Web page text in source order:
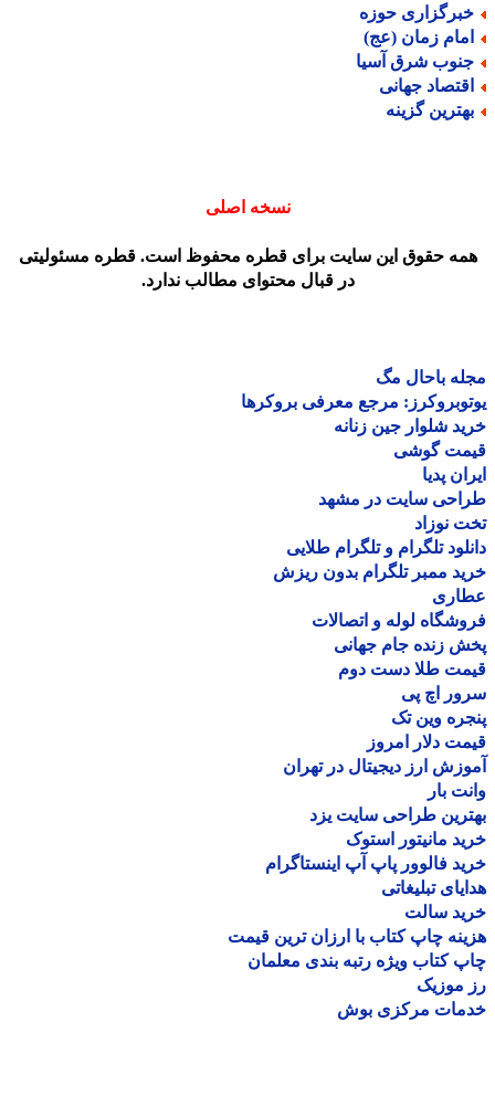
حوزه
زمان (عج)
شرق آسیا
جهانی
گزینه
نسخه اصلی
حقوق این سایت برای قطره محفوظ است. قطره مسئولیتی
در قبال محتوای مطالب ندارد.
باحال مگ
مرجع معرفی بروکرها
شلوار جین زنانه
گوشی
پدیا
سایت در مشهد
نوزاد
تلگرام و تلگرام طلایی
ممبر تلگرام بدون ریزش
لوله و اتصالات
زنده جام جهانی
طلا دست دوم
اچ پی
وین تک
دلار امروز
ارز دیجیتال در تهران
بار
طراحی سایت یزد
مانیتور استوک
فالوور پاپ آپ اینستاگرام
تبلیغاتی
سالت
چاپ کتاب با ارزان ترین قیمت
کتاب ویژه رتبه بندی معلمان
موزیک
مرکزی بوش